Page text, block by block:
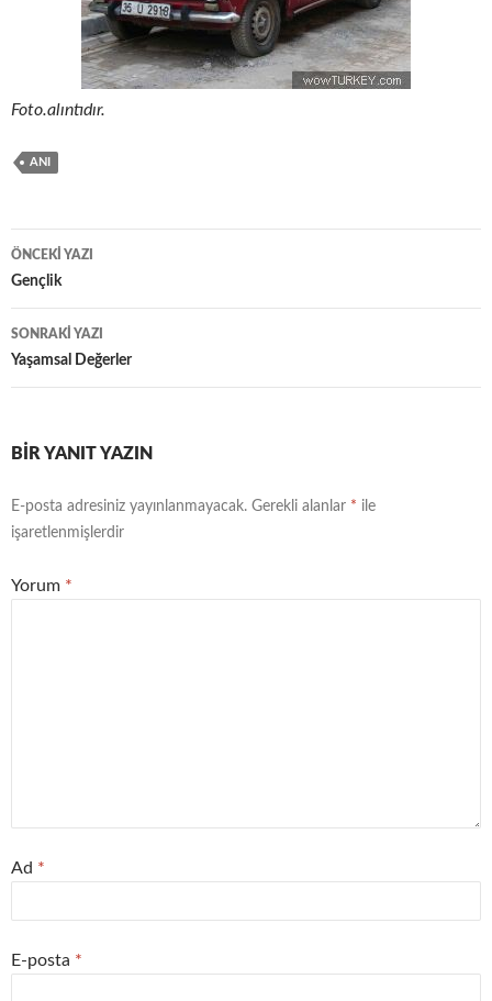
Foto.alıntıdır.
ANI
Yazı
dolaşımı
ÖNCEKI YAZI
Gençlik
SONRAKI YAZI
Yaşamsal Değerler
BIR YANIT YAZIN
E-posta adresiniz yayınlanmayacak. Gerekli alanlar * ile
işaretlenmişlerdir
Yorum *
Ad *
E-posta *